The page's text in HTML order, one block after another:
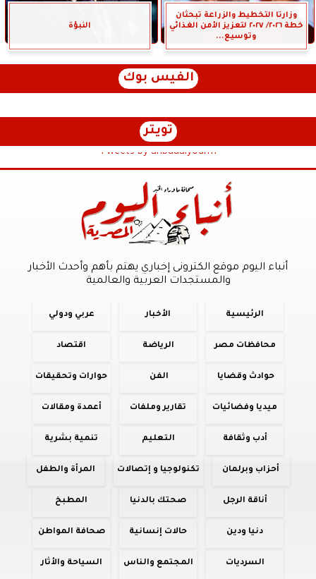
وزارتا التخطيط والزراعة تبحثان
خطة ٢٠٢٦/ ٢٠٢٧ لتعزيز الأمن الغذائي
وتوسيع...
النبؤة
الفيس بوك
تويتر
Tweets by anbaaalyoum1
أنباء اليوم موقع الكترونى إخباري يهتم بأهم وأحدث الأخبار
والمستجدات العربية والعالمية
الرئيسية الأخبار عربي ودولي
محافظات مصر الرياضة اقتصاد
حوادث وقضايا الفن حوارات وتحقيقات
ميديا وفضائيات تقارير وملفات أعمدة ومقالات
أدب وثقافة التعليم تنمية بشرية
أحزاب وبرلمان تكنولوجيا و إتصالات المرأة والطفل
أناقة الرجل صحتك بالدنيا المطبخ
دنيا ودين حالات إنسانية صحافة المواطن
السرديات المجتمع والناس السياحة والأثار